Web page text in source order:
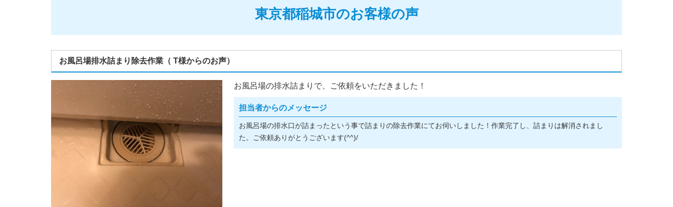
東京都稲城市のお客様の声
お風呂場排水詰まり除去作業（ T様からのお声）
お風呂場の排水詰まりで、ご依頼をいただきました！
担当者からのメッセージ
お風呂場の排水口が詰まったという事で詰まりの除去作業にてお伺いしました！作業完了し、詰まりは解消されまし
た。ご依頼ありがとうございます(^^)/